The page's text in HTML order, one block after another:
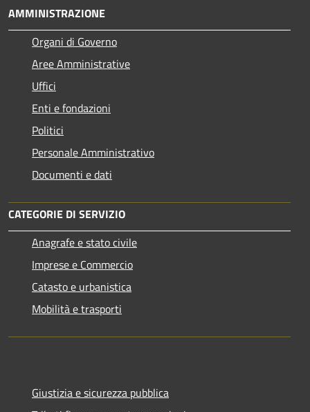
AMMINISTRAZIONE
Organi di Governo
Aree Amministrative
Uffici
Enti e fondazioni
Politici
Personale Amministrativo
Documenti e dati
CATEGORIE DI SERVIZIO
Anagrafe e stato civile
Imprese e Commercio
Catasto e urbanistica
Mobilità e trasporti
Giustizia e sicurezza pubblica